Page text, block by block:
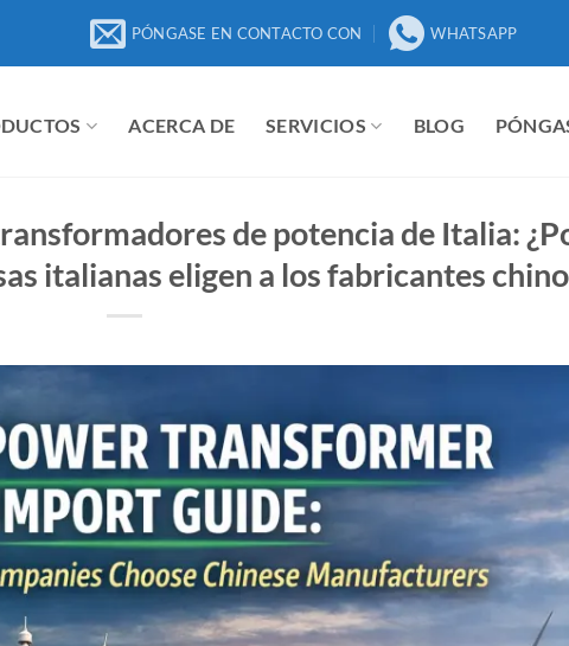
PÓNGASE EN CONTACTO CON WHATSAPP
ACERCA DE SERVICIOS BLOG
de potencia de Italia:
italianas eligen a los fabricantes